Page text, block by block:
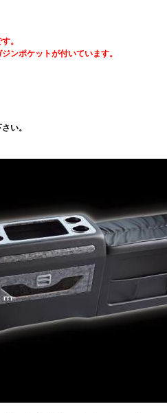
。
ンポケットが付いています。
い。